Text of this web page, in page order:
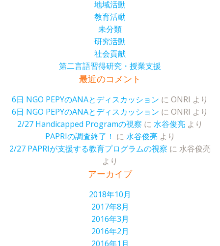
地域活動
教育活動
未分類
研究活動
社会貢献
第二言語習得研究・授業支援
最近のコメント
6日 NGO PEPYのANAとディスカッション に ONRI より
6日 NGO PEPYのANAとディスカッション に ONRI より
2/27 Handicapped Programの視察 に 水谷俊亮 より
PAPRIの調査終了！ に 水谷俊亮より
2/27 PAPRIが支援する教育プログラムの視察 に 水谷俊亮
より
アーカイブ
2018年10月
2017年8月
2016年3月
2016年2月
2016年1月